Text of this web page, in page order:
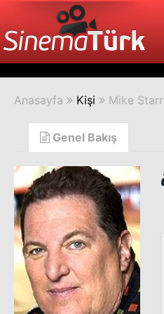
Anasayfa Kişi Mike Starr
Genel Bakış